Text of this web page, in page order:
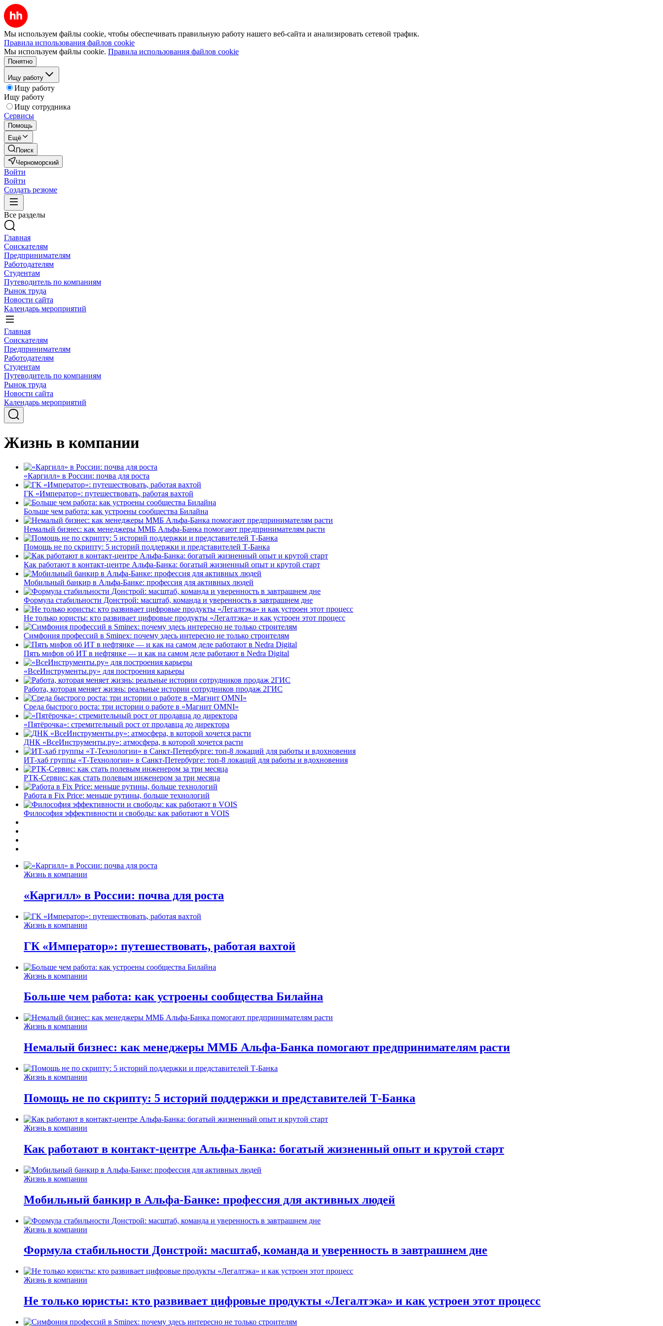
Мы используем файлы cookie, чтобы обеспечивать правильную работу нашего веб-сайта и анализировать сетевой трафик.
Правила использования файлов cookie
Мы используем файлы cookie. Правила использования файлов cookie
Понятно
Ищу работу
Ищу работу
Ищу работу
Ищу сотрудника
Сервисы
Помощь
Ещё
Поиск
Черноморский
Войти
Войти
Создать резюме
Все разделы
Главная
Соискателям
Предпринимателям
Работодателям
Студентам
Путеводитель по компаниям
Рынок труда
Новости сайта
Календарь мероприятий
Главная
Соискателям
Предпринимателям
Работодателям
Студентам
Путеводитель по компаниям
Рынок труда
Новости сайта
Календарь мероприятий
Жизнь в компании
«Каргилл» в России: почва для роста
ГК «Император»: путешествовать, работая вахтой
Больше чем работа: как устроены сообщества Билайна
Немалый бизнес: как менеджеры ММБ Альфа-Банка помогают предпринимателям расти
Помощь не по скрипту: 5 историй поддержки и представителей Т-Банка
Как работают в контакт-центре Альфа-Банка: богатый жизненный опыт и крутой старт
Мобильный банкир в Альфа-Банке: профессия для активных людей
Формула стабильности Донстрой: масштаб, команда и уверенность в завтрашнем дне
Не только юристы: кто развивает цифровые продукты «Легалтэка» и как устроен этот процесс
Симфония профессий в Sminex: почему здесь интересно не только строителям
Пять мифов об ИТ в нефтянке — и как на самом деле работают в Nedra Digital
«ВсеИнструменты.ру» для построения карьеры
Работа, которая меняет жизнь: реальные истории сотрудников продаж 2ГИС
Среда быстрого роста: три истории о работе в «Магнит OMNI»
«Пятёрочка»: стремительный рост от продавца до директора
ДНК «ВсеИнструменты.ру»: атмосфера, в которой хочется расти
ИТ-хаб группы «Т-Технологии» в Санкт-Петербурге: топ-8 локаций для работы и вдохновения
РТК-Сервис: как стать полевым инженером за три месяца
Работа в Fix Price: меньше рутины, больше технологий
Философия эффективности и свободы: как работают в VOIS
Жизнь в компании
«Каргилл» в России: почва для роста
Жизнь в компании
ГК «Император»: путешествовать, работая вахтой
Жизнь в компании
Больше чем работа: как устроены сообщества Билайна
Жизнь в компании
Немалый бизнес: как менеджеры ММБ Альфа-Банка помогают предпринимателям расти
Жизнь в компании
Помощь не по скрипту: 5 историй поддержки и представителей Т-Банка
Жизнь в компании
Как работают в контакт-центре Альфа-Банка: богатый жизненный опыт и крутой старт
Жизнь в компании
Мобильный банкир в Альфа-Банке: профессия для активных людей
Жизнь в компании
Формула стабильности Донстрой: масштаб, команда и уверенность в завтрашнем дне
Жизнь в компании
Не только юристы: кто развивает цифровые продукты «Легалтэка» и как устроен этот процесс